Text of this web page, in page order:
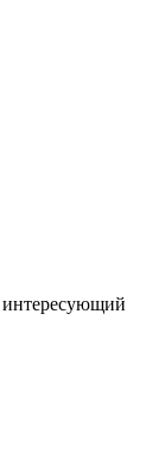
интересующий